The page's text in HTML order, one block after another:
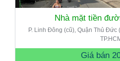
Nhà mặt tiền
P. Linh Đông (cũ), Quận Thủ Đức
Giá bán